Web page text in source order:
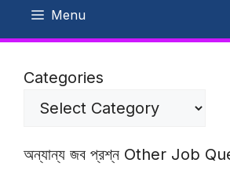
Menu
Categories
অন্যান্য জব প্রশ্ন Other Job